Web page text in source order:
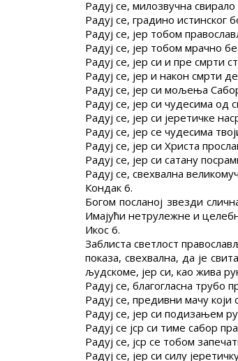
Радуј се, милозвучна свирало
Радуј се, градино истинског
Радуј се, јер тобом
Радуј се, јер тобом мрачно
Радуј се, јер си и пре смрти
Радуј се, јер и након смрти
Радуј се, јер си мољења
Радуј се, јер си чудесима од
Радуј се, јер си јеретичке
Радуј се, јер се чудесима
Радуј се, јер си Христа
Радуј се, јер си сатану
Радуј се, свехвална
Кондак 6.
Богом посланој звезди
Имајући нетрулежне и
Икос 6.
Заблиста светлост
показа, свехвална, да је
људскоме, јер си, као жива
Радуј се, благогласна трубо
Радуј се, предивни мачу
Радуј се, јер си подизањем
Радуј се јср си тиме сабор
Радуј се, јср се тобом
Радуј се, јер си силу